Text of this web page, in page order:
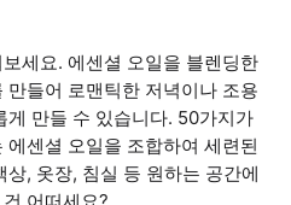
세요. 에센셜 오일을 블렌딩한
들어 로맨틱한 저녁이나 조용
게 만들 수 있습니다. 50가지가
센셜 오일을 조합하여 세련된
, 옷장, 침실 등 원하는 공간에